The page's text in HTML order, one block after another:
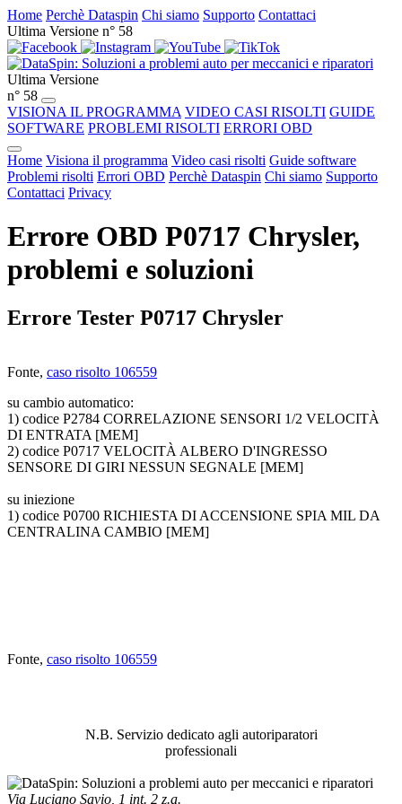
Home Perchè Dataspin Chi siamo Supporto Contattaci
Ultima Versione n° 58
Ultima Versione
n° 58
VISIONA IL PROGRAMMA VIDEO CASI RISOLTI GUIDE
SOFTWARE PROBLEMI RISOLTI ERRORI OBD
Home Visiona il programma Video casi risolti Guide software
Problemi risolti Errori OBD Perchè Dataspin Chi siamo Supporto
Contattaci Privacy
Errore OBD P0717 Chrysler,
problemi e soluzioni
Errore Tester P0717 Chrysler
Fonte, caso risolto 106559
su cambio automatico:
1) codice P2784 CORRELAZIONE SENSORI 1/2 VELOCITÀ
DI ENTRATA [MEM]
2) codice P0717 VELOCITÀ ALBERO D'INGRESSO
SENSORE DI GIRI NESSUN SEGNALE [MEM]
su iniezione
1) codice P0700 RICHIESTA DI ACCENSIONE SPIA MIL DA
CENTRALINA CAMBIO [MEM]
Fonte, caso risolto 106559
N.B. Servizio dedicato agli autoriparatori
professionali
Via Luciano Savio, 1 int. 2 z.a.